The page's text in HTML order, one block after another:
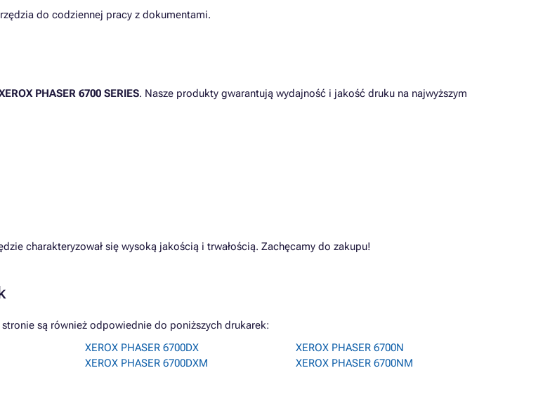
do codziennej pracy z dokumentami.
PHASER 6700 SERIES. Nasze produkty gwarantują wydajność i jakość druku na najwyższym
charakteryzował się wysoką jakością i trwałością. Zachęcamy do zakupu!
stronie są również odpowiednie do poniższych drukarek:
XEROX PHASER 6700DX
XEROX PHASER 6700DXM
XEROX PHASER 6700N
XEROX PHASER 6700NM